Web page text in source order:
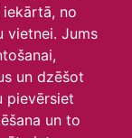
no
vietnei. Jums
un dzēšot
pievērsiet
un to